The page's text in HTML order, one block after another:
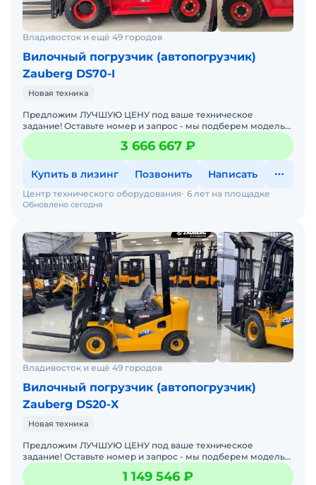
Владивосток и ещё 49 городов
Вилочный погрузчик (автопогрузчик)
Zauberg DS70-I
Новая техника
Предложим ЛУЧШУЮ ЦЕНУ под ваше техническое
задание! Оставьте номер и запрос - мы подберем модель
со СКИДКОЙ. В наличии на складах новые вилочные
погрузчики
3 666 667 ₽
Купить в лизинг Позвонить Написать
Обновлено сегодня
Центр технического оборудования 6 лет на площадке
Владивосток и ещё 49 городов
Вилочный погрузчик (автопогрузчик)
Zauberg DS20-X
Новая техника
Предложим ЛУЧШУЮ ЦЕНУ под ваше техническое
задание! Оставьте номер и запрос - мы подберем модель
со СКИДКОЙ. В наличии на складах новые вилочные
погрузчики
1 149 546 ₽